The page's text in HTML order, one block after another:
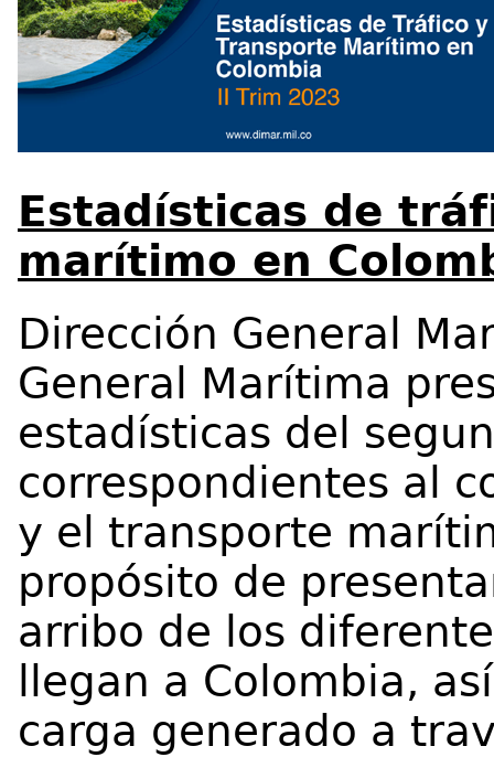
Estadísticas de
marítimo en
Dirección General
General Marítima
estadísticas del
correspondientes al
y el transporte
propósito de
arribo de los
llegan a Colombia,
carga generado a